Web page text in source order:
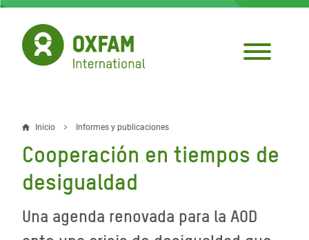
Pasar
contenido
principal
Sobrescribir
enlaces
de
ayuda
a
Inicio Informes y publicaciones
Cooperación en tiempos de
desigualdad
Una agenda renovada para la AOD